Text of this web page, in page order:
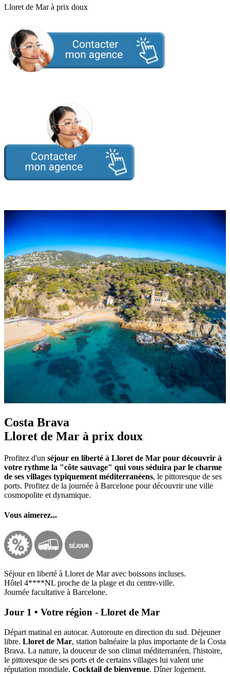
Lloret de Mar à prix doux
Costa Brava
Lloret de Mar à prix doux
Profitez d'un séjour en liberté à Lloret de Mar pour découvrir à
votre rythme la "côte sauvage" qui vous séduira par le charme
de ses villages typiquement méditerranéens, le pittoresque de ses
ports. Profitez de la journée à Barcelone pour découvrir une ville
cosmopolite et dynamique.
Vous aimerez...
Séjour en liberté à Lloret de Mar avec boissons incluses.
Hôtel 4****NL proche de la plage et du centre-ville.
Journée facultative à Barcelone.
Jour 1 • Votre région - Lloret de Mar
Départ matinal en autocar. Autoroute en direction du sud. Déjeuner
libre. Lloret de Mar, station balnéaire la plus importante de la Costa
Brava. La nature, la douceur de son climat méditerranéen, l'histoire,
le pittoresque de ses ports et de certains villages lui valent une
réputation mondiale. Cocktail de bienvenue. Dîner logement.